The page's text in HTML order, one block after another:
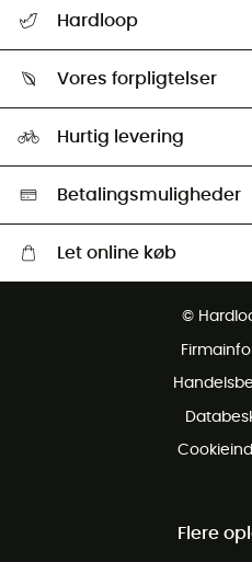
Returnering & Tilbagebetaling
Hardloop
Our ambassadors
Vores forpligtelser
Second hand
HardGreen Udvalg
Hurtig levering
Betalingsmuligheder
Let online køb
Gratis retur inden for 100 dage
©
Flere